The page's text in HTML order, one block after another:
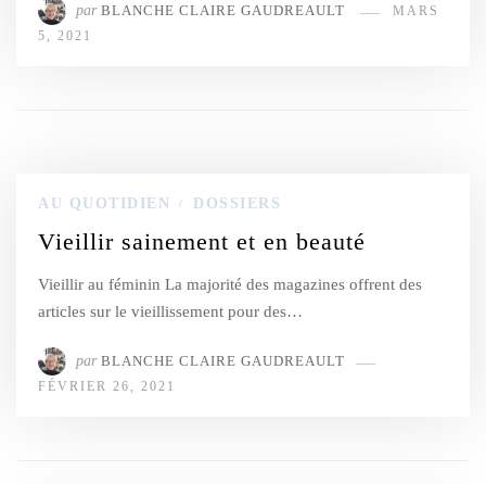
par BLANCHE CLAIRE GAUDREAULT
MARS
5, 2021
AU QUOTIDIEN / DOSSIERS
Vieillir sainement et en beauté
Vieillir au féminin La majorité des magazines offrent des
articles sur le vieillissement pour des…
par BLANCHE CLAIRE GAUDREAULT
FÉVRIER 26, 2021